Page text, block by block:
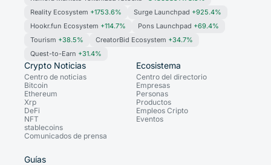
Reality Ecosystem +1753.6% Surge Launchpad +925.4%
Hookr.fun Ecosystem +114.7% Pons Launchpad +69.4%
Tourism +38.5% CreatorBid Ecosystem +34.7%
Quest-to-Earn +31.4%
Crypto Noticias
Centro de noticias
Bitcoin
Ethereum
Xrp
DeFi
NFT
stablecoins
Comunicados de prensa
Ecosistema
Centro del directorio
Empresas
Personas
Productos
Empleos Cripto
Eventos
Guías